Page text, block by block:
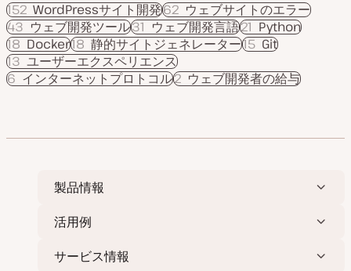
WordPressサイト開発
152 ウェブサイトのエラー
62
ウェブ開発ツール
43 ウェブ開発言語
31 Python
21
Docker
18 静的サイトジェネレーター
18 Git
15
ユーザーエクスペリエンス
13
インターネットプロトコル
6 ウェブ開発者の給与
2
製品情報
活用例
サービス情報